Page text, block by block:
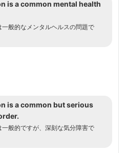
is a common mental health
一般的なメンタルヘルスの問題で
is a common but serious
一般的ですが、深刻な気分障害で